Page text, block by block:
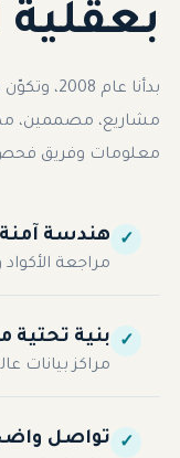
بعقلية
مشاريع، مصممين،
معلومات وفريق
✓ هندسة آمنة
مراجعة
✓ بنية تحتية
مراكز بيانات
✓ تواصل